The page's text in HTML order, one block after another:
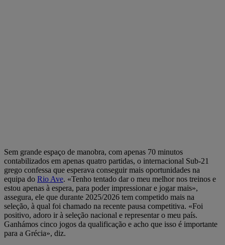
Sem grande espaço de manobra, com apenas 70 minutos
contabilizados em apenas quatro partidas, o internacional Sub-21
grego confessa que esperava conseguir mais oportunidades na
equipa do Rio Ave. «Tenho tentado dar o meu melhor nos treinos e
estou apenas à espera, para poder impressionar e jogar mais»,
assegura, ele que durante 2025/2026 tem competido mais na
seleção, à qual foi chamado na recente pausa competitiva. «Foi
positivo, adoro ir à seleção nacional e representar o meu país.
Ganhámos cinco jogos da qualificação e acho que isso é importante
para a Grécia», diz.